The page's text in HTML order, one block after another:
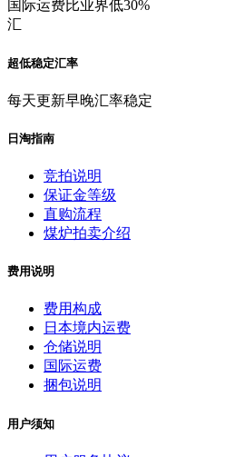
国际运费比业界低30%
汇
超低稳定汇率
每天更新早晚汇率稳定
日淘指南
竞拍说明
保证金等级
直购流程
煤炉拍卖介绍
费用说明
费用构成
日本境内运费
仓储说明
国际运费
捆包说明
用户须知